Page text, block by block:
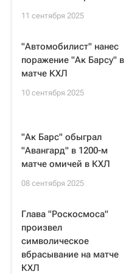
11 сентября 2025
"Автомобилист" нанес
поражение "Ак Барсу" в
матче КХЛ
10 сентября 2025
"Ак Барс" обыграл
"Авангард" в 1200-м
матче омичей в КХЛ
08 сентября 2025
Глава "Роскосмоса"
произвел
символическое
вбрасывание на матче
КХЛ